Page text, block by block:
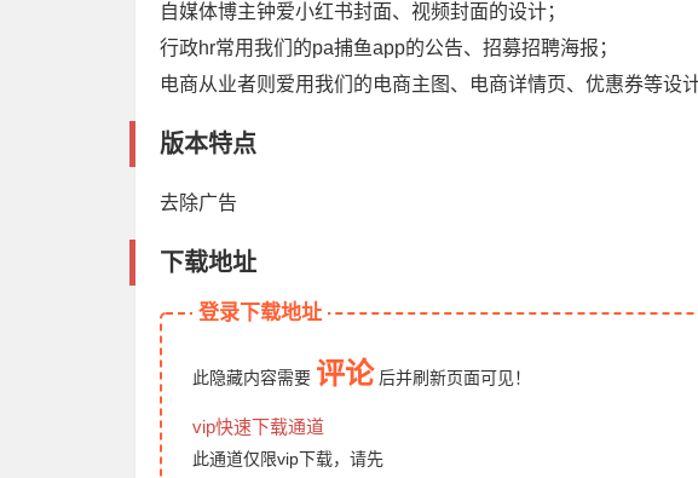
自媒体博主钟爱小红书封面、视频封面的设计；
行政hr常用我们的pa捕鱼app的公告、招募招聘海报；
电商从业者则爱用我们的电商主图、电商详情页、优惠券等设计
版本特点
去除广告
下载地址
登录下载地址
此隐藏内容需要 评论 后并刷新页面可见！
vip快速下载通道
此通道仅限vip下载，请先